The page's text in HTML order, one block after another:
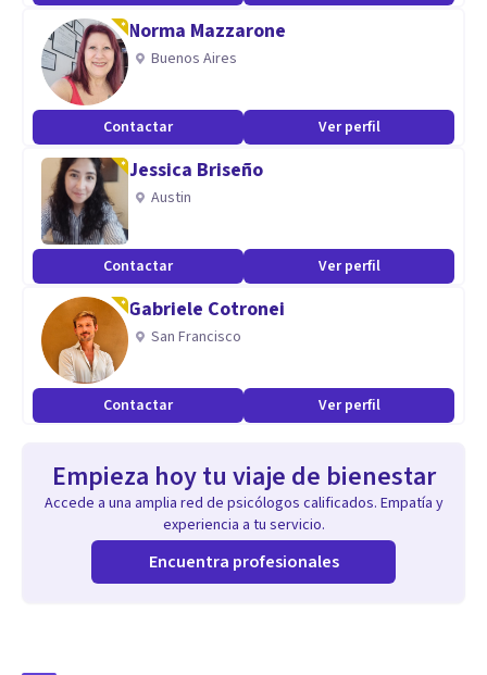
Norma Mazzarone
Buenos Aires
Contactar Ver perfil
Jessica Briseño
Austin
Contactar Ver perfil
Gabriele Cotronei
San Francisco
Contactar Ver perfil
Empieza hoy tu viaje de bienestar
Accede a una amplia red de psicólogos calificados. Empatía y
experiencia a tu servicio.
Encuentra profesionales